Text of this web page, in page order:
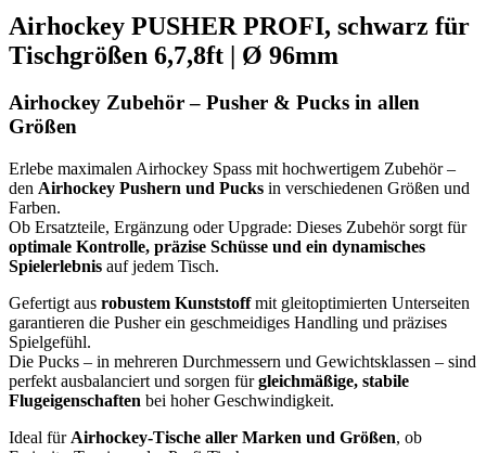
96mm
Menge
Airhockey PUSHER PROFI, schwarz für
Tischgrößen 6,7,8ft | Ø 96mm
Airhockey Zubehör – Pusher & Pucks in allen
Größen
Erlebe maximalen Airhockey Spass mit hochwertigem Zubehör –
den Airhockey Pushern und Pucks in verschiedenen Größen und
Farben.
Ob Ersatzteile, Ergänzung oder Upgrade: Dieses Zubehör sorgt für
optimale Kontrolle, präzise Schüsse und ein dynamisches
Spielerlebnis auf jedem Tisch.
Gefertigt aus robustem Kunststoffmit gleitoptimierten Unterseiten
garantieren die Pusher ein geschmeidiges Handling und präzises
Spielgefühl.
Die Pucks – in mehreren Durchmessern und Gewichtsklassen – sind
perfekt ausbalanciert und sorgen fürgleichmäßige, stabile
Flugeigenschaften bei hoher Geschwindigkeit.
Ideal für Airhockey-Tische aller Marken und Größen, ob